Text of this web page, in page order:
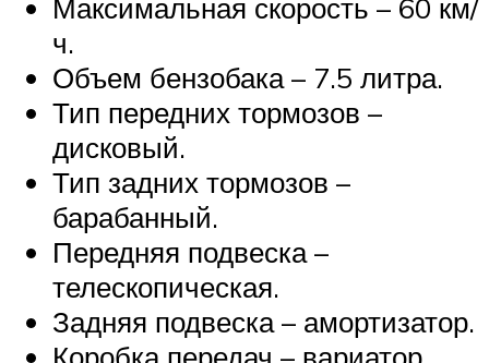
Максимальная скорость – 60 км/
ч.
Объем бензобака – 7.5 литра.
Тип передних тормозов –
дисковый.
Тип задних тормозов –
барабанный.
Передняя подвеска –
телескопическая.
Задняя подвеска – амортизатор.